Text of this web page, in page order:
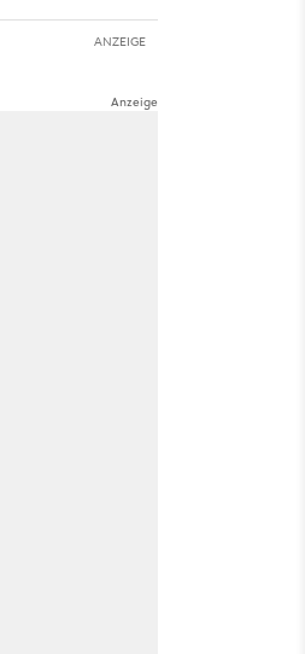
ANZEIGE